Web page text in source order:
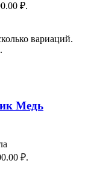
₽.
вариаций.
Медь
₽.